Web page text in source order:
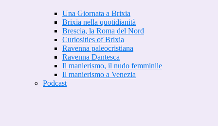
Una Giornata a Brixia
Brixia nella quotidianità
Brescia, la Roma del Nord
Curiosities of Brixia
Ravenna paleocristiana
Ravenna Dantesca
Il manierismo, il nudo femminile
Il manierismo a Venezia
Podcast